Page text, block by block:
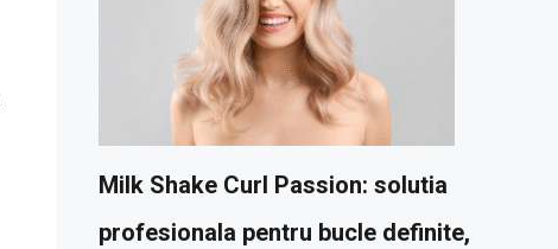
Milk Shake Curl Passion: solutia
profesionala pentru bucle definite,